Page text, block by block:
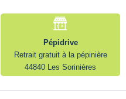
Pépidrive
Retrait gratuit à la pépinière
44840 Les Sorinières